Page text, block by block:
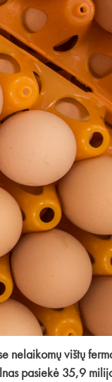
nelaikomų vištų
pasiekė 35,9